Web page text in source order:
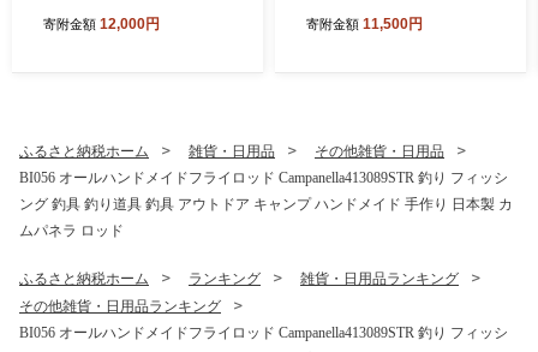
ぶら 菊脂 豚ホルモン 豚肉 国
ンプ 焼肉 網焼き 国産 みそ
にんにく 味付き 味付け肉
（DV068）
寄附金額 12,000円
地麺・ご当地グルメ・ソウル
寄附金額 11,500円
ふるさと納税ホーム 雑貨・日用品
その他雑貨・日用品
BI056 オールハンドメイドフライロッド Campanella413089STR 釣り フィッシ
ング 釣具 釣り道具 釣具 アウトドア キャンプ ハンドメイド 手作り 日本製 カ
ムパネラ ロッド
ふるさと納税ホーム ランキング
雑貨・日用品ランキング
その他雑貨・日用品ランキング
BI056 オールハンドメイドフライロッド Campanella413089STR 釣り フィッシ